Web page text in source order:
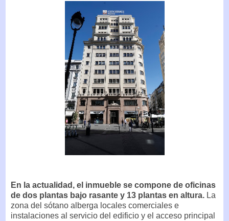
En la actualidad, el inmueble se compone de oficinas
de dos plantas bajo rasante y 13 plantas en altura. La
zona del sótano alberga locales comerciales e
instalaciones al servicio del edificio y el acceso principal